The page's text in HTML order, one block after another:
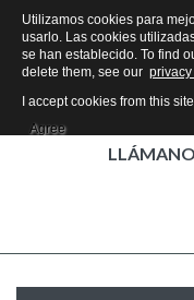
Utilizamos cookies para
usarlo. Las cookies
se han establecido. To find
delete them, see our
I accept cookies from this
Agree